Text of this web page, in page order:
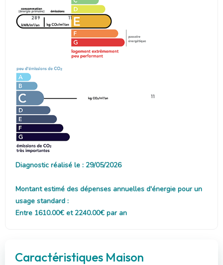
289 11
11
Diagnostic réalisé le : 29/05/2026
Montant estimé des dépenses annuelles d'énergie pour un
usage standard :
Entre 1610.00€ et 2240.00€ par an
Caractéristiques Maison